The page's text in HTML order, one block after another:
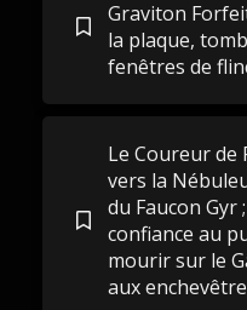
Graviton
la plaque,
fenêtres de
Le Coureur de
vers la
du Faucon Gyr
confiance au
mourir sur le
aux